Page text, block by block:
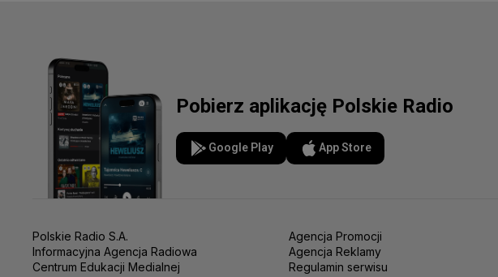
Pobierz aplikację Polskie Radio
Google Play App Store
Polskie Radio S.A.
Informacyjna Agencja Radiowa
Centrum Edukacji Medialnej
Agencja Promocji
Agencja Reklamy
Regulamin serwisu